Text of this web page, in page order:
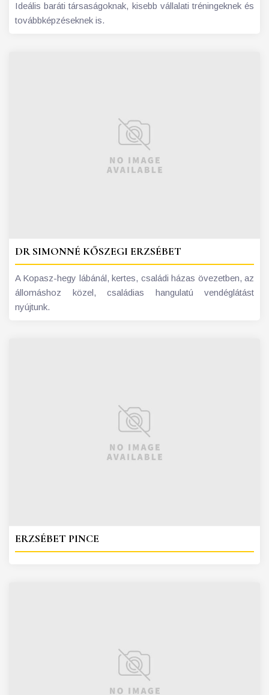
Ideális baráti társaságoknak, kisebb vállalati tréningeknek és
továbbképzéseknek is.
DR SIMONNÉ KŐSZEGI ERZSÉBET
A Kopasz-hegy lábánál, kertes, családi házas övezetben, az
állomáshoz közel, családias hangulatú vendéglátást
nyújtunk.
ERZSÉBET PINCE